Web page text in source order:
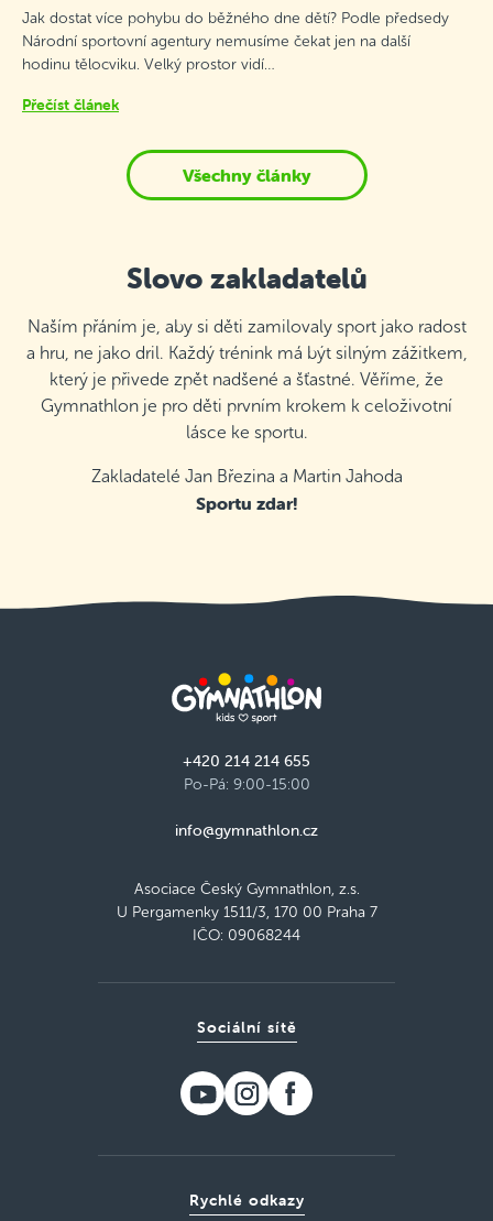
Jak dostat více pohybu do běžného dne dětí? Podle předsedy
Národní sportovní agentury nemusíme čekat jen na další
hodinu tělocviku. Velký prostor vidí…
Přečíst článek
Všechny články
Slovo zakladatelů
Naším přáním je, aby si děti zamilovaly sport jako radost
a hru, ne jako dril. Každý trénink má být silným zážitkem,
který je přivede zpět nadšené a šťastné. Věříme, že
Gymnathlon je pro děti prvním krokem k celoživotní
lásce ke sportu.
Zakladatelé Jan Březina a Martin Jahoda
Sportu zdar!
+420 214 214 655
Po-Pá: 9:00-15:00
info@gymnathlon.cz
Asociace Český Gymnathlon, z.s.
U Pergamenky 1511/3, 170 00 Praha 7
IČO: 09068244
Rychlé odkazy
Sociální sítě